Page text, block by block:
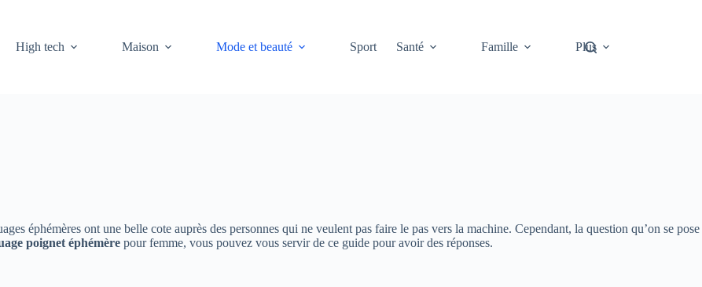
High tech Maison Mode et beauté Sport Santé Famille Plus
éphémères ont une belle cote auprès des personnes qui ne veulent pas faire le pas vers la machine. Cependant, la question qu’on se pose
poignet éphémère pour femme, vous pouvez vous servir de ce guide pour avoir des réponses.